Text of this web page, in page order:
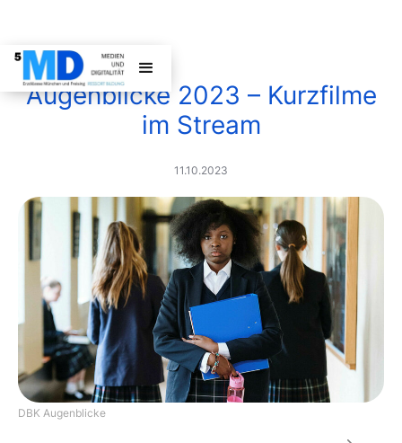
Augenblicke 2023 – Kurzfilme
im Stream
11.10.2023
DBK Augenblicke